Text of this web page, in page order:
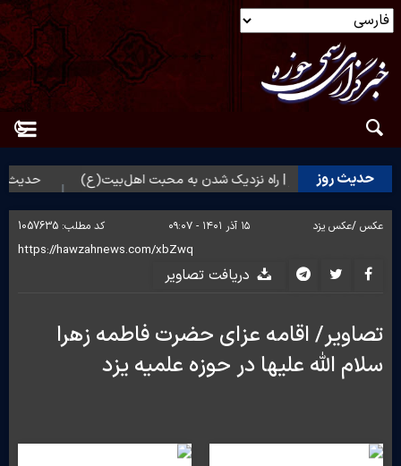
حدیث روز
حدیث روز | راه نزدیک شدن به محبت اهل‌بیت(ع) حدیث روز
عکس /عکس یزد ۱۵ آذر ۱۴۰۱ - ۰۹:۰۷ کد مطلب: 1057635
دریافت تصاویر
تصاویر/ اقامه عزای حضرت فاطمه زهرا
سلام الله علیها در حوزه علمیه یزد